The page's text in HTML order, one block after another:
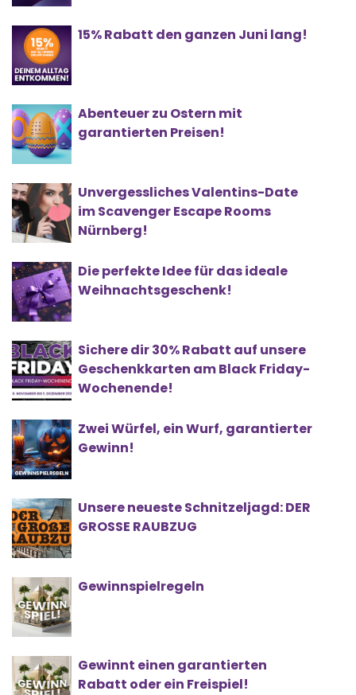
15% Rabatt den ganzen Juni lang!
Abenteuer zu Ostern mit
garantierten Preisen!
Unvergessliches Valentins-Date
im Scavenger Escape Rooms
Nürnberg!
Die perfekte Idee für das ideale
Weihnachtsgeschenk!
Sichere dir 30% Rabatt auf unsere
Geschenkkarten am Black Friday-
Wochenende!
Zwei Würfel, ein Wurf, garantierter
Gewinn!
Unsere neueste Schnitzeljagd: DER
GROSSE RAUBZUG
Gewinnspielregeln
Gewinnt einen garantierten
Rabatt oder ein Freispiel!